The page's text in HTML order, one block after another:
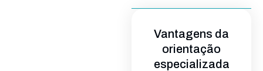
Vantagens da
orientação
especializada